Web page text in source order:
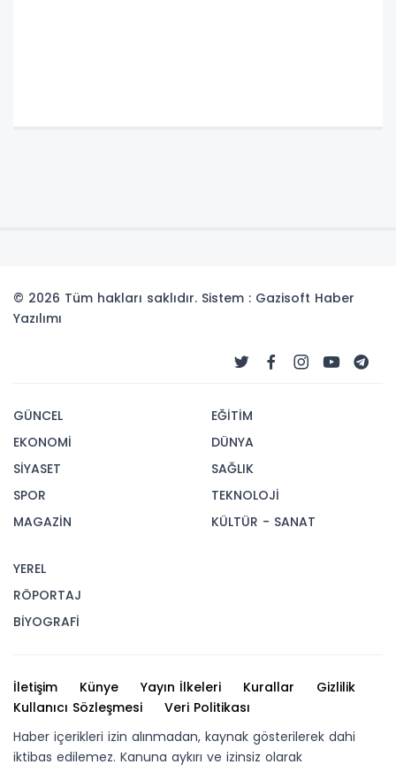
© 2026 Tüm hakları saklıdır. Sistem : Gazisoft Haber
Yazılımı
GÜNCEL
EKONOMİ
SİYASET
SPOR
MAGAZİN
EĞİTİM
DÜNYA
SAĞLIK
TEKNOLOJİ
KÜLTÜR - SANAT
YEREL
RÖPORTAJ
BİYOGRAFİ
İletişim Künye Yayın İlkeleri Kurallar
Gizlilik
Kullanıcı Sözleşmesi
Veri Politikası
Haber içerikleri izin alınmadan, kaynak gösterilerek dahi
iktibas edilemez. Kanuna aykırı ve izinsiz olarak